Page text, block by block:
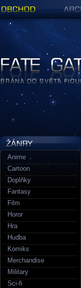
Anime
Cartoon
Doplňky
Fantasy
Film
Horor
Hra
Hudba
Komiks
Merchandise
Military
Sci-fi
Figurky a sošky | Fate Gate